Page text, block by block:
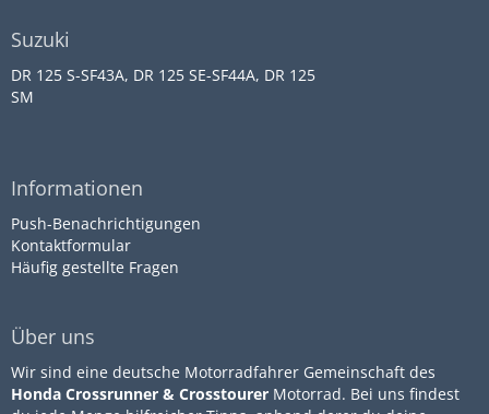
Suzuki
DR 125 S-SF43A, DR 125 SE-SF44A, DR 125
SM
Informationen
Push-Benachrichtigungen
Kontaktformular
Häufig gestellte Fragen
Über uns
Wir sind eine deutsche Motorradfahrer Gemeinschaft des
Honda Crossrunner & Crosstourer Motorrad. Bei uns findest